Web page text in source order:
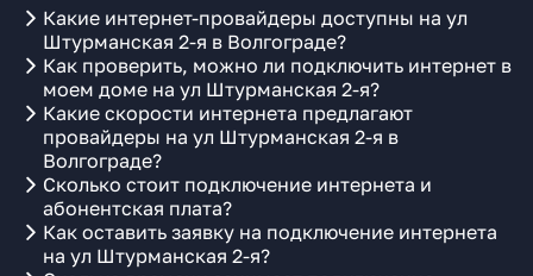
Какие интернет-провайдеры доступны на ул
Штурманская 2-я в Волгограде?
Как проверить, можно ли подключить интернет в
моем доме на ул Штурманская 2-я?
Какие скорости интернета предлагают
провайдеры на ул Штурманская 2-я в
Волгограде?
Сколько стоит подключение интернета и
абонентская плата?
Как оставить заявку на подключение интернета
на ул Штурманская 2-я?